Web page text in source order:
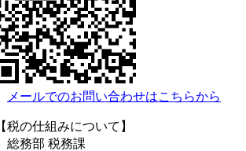
メールでのお問い合わせはこちらから
【税の仕組みについて】
総務部 税務課